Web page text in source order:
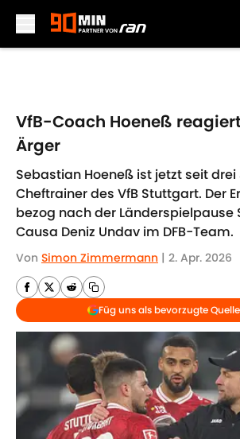
VfB-Coach Hoeneß
Ärger
Sebastian Hoeneß ist jetzt seit
Cheftrainer des VfB Stuttgart. Der
bezog nach der Länderspielpause
Causa Deniz Undav im DFB-Team.
Von Simon Zimmermann | 2. Apr. 2026
Füg uns als bevorzugte